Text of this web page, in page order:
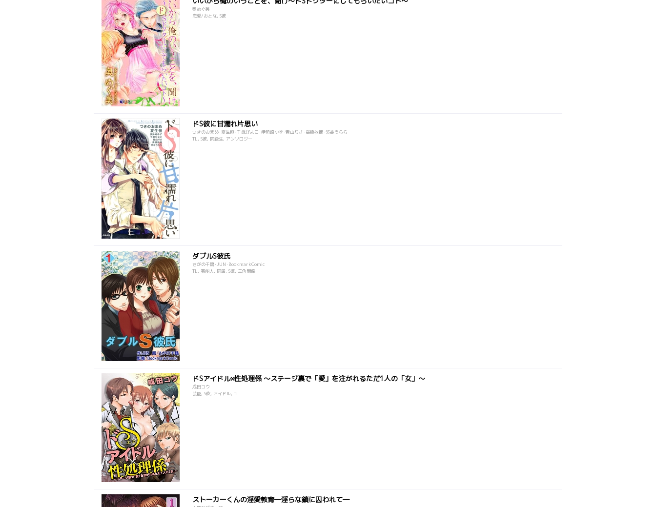
奥めぐ美
恋愛/おとな, S彼
ドS彼に甘濡れ片思い
つきのおまめ･夏生恒･千歳ぴよこ･伊勢崎ゆず･青山りさ･高橋依摘･渋谷うらら
TL, S彼, 同級生, アンソロジー
ダブルS彼氏
さがの千鶴･JUN･BookmarkComic
TL, 芸能人, 同居, S彼, 三角関係
ドSアイドル×性処理係 ～ステージ裏で「愛」を注がれるただ1人の「女」～
成田コウ
芸能, S彼, アイドル, TL
ストーカーくんの淫愛教育―淫らな鎖に囚われて―